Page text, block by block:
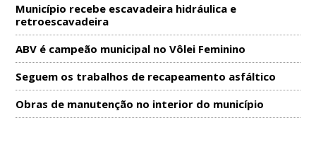
Município recebe escavadeira hidráulica e
retroescavadeira
ABV é campeão municipal no Vôlei Feminino
Seguem os trabalhos de recapeamento asfáltico
Obras de manutenção no interior do município